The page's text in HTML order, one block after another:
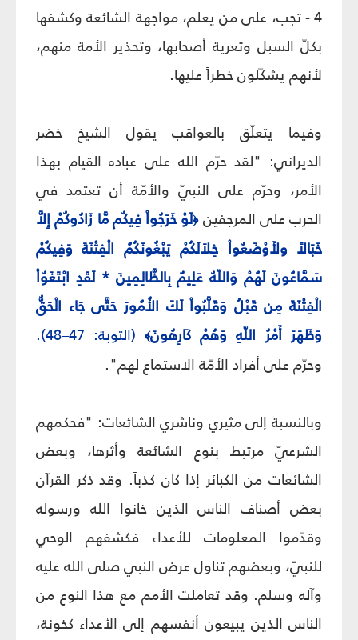
4 - تجب، على من يعلم، مواجهة الشائعة وكشفها
بكلّ السبل وتعرية أصحابها، وتحذير الأمة منهم،
لأنهم يشكّلون خطراً عليها.
وفيما يتعلّق بالعواقب يقول الشيخ خضر
الديراني: "لقد حرّم الله على عباده القيام بهذا
الأمر، وحرّم على النبيّ والأمّة أن تعتمد في
الحرب على المرجفين﴿لَوْ خَرَجُواْ فِيكُم مَّا زَادُوكُمْ إِلاَّ
خَبَالاً ولأَوْضَعُواْ خِلاَلَكُمْ يَبْغُونَكُمُ الْفِتْنَةَ وَفِيكُمْ
سَمَّاعُونَ لَهُمْ وَاللّهُ عَلِيمٌ بِالظَّالِمِينَ * لَقَدِ ابْتَغَوُاْ
الْفِتْنَةَ مِن قَبْلُ وَقَلَّبُواْ لَكَ الأُمُورَ حَتَّى جَاء الْحَقُّ
وَظَهَرَ أَمْرُ اللّهِ وَهُمْ كَارِهُونَ﴾ (التوبة: 47–48).
وحرّم على أفراد الأمّة الاستماع لهم".
وبالنسبة إلى مثيري وناشري الشائعات: "فحكمهم
الشرعيّ مرتبط بنوع الشائعة وأثرها، وبعض
الشائعات من الكبائر إذا كان كذباً. وقد ذكر القرآن
بعض أصناف الناس الذين خانوا الله ورسوله
وقدّموا المعلومات للأعداء فكشفهم الوحي
للنبيّ، وبعضهم تناول عرض النبي صلى الله عليه
وآله وسلم. وقد تعاملت الأمم مع هذا النوع من
الناس الذين يبيعون أنفسهم إلى الأعداء كخونة،